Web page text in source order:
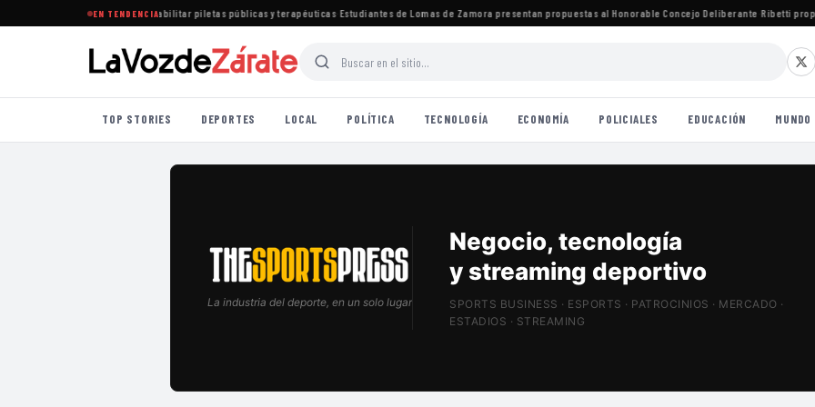
EN TENDENCIA
nuevas normas para habilitar piletas públicas y terapéuticas·Estudiantes de Lomas de Zamora presentan propuestas al Honorable Concejo Deliberante·Ribetti
TOP STORIES DEPORTES LOCAL POLÍTICA TECNOLOGÍA ECONOMÍA POLICIALES EDUCACIÓN MUNDO
La industria del deporte, en un solo lugar
Patrocinios, estadios
y Sports Tech
SPORTS BUSINESS · ESPORTS · PATROCINIOS · MERCADO ·
ESTADIOS · STREAMING